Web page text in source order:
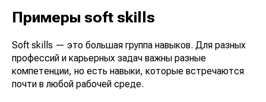
Примеры soft skills
Soft skills — это большая группа навыков. Для разных
профессий и карьерных задач важны разные
компетенции, но есть навыки, которые встречаются
почти в любой рабочей среде.